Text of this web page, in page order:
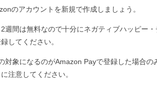
のアカウントを新規で作成しましょう。
間は無料なので十分にネガティブハッピー
してください。
対象になるのがAmazon Payで登録した場合の
注意してください。